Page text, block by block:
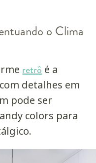
o Clima
retrô é a
detalhes em
pode ser
colors para